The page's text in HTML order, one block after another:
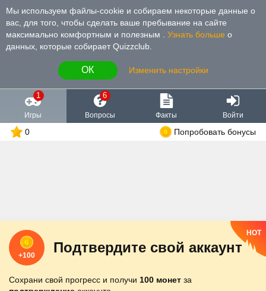
Мы используем файлы-cookie и собираем некоторые данные о
вас, для того, чтобы сделать ваше пребывание на сайте
максимально комфортным и полезным
Узнать больше о
данных, которые собирает Quizzclub.
ОК Изменить настройки
1
Игры
6
Вопросы Факты Войти
0 Попробовать бонусы
HOT
+100
Подтвердите свой аккаунт
Сохрани свой прогресс и получи 100 монет за